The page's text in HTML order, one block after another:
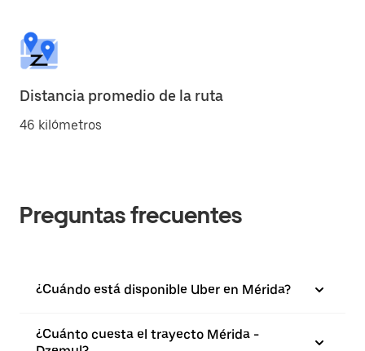
Distancia promedio de la ruta
46 kilómetros
Preguntas frecuentes
¿Cuándo está disponible Uber en Mérida?
¿Cuánto cuesta el trayecto Mérida -